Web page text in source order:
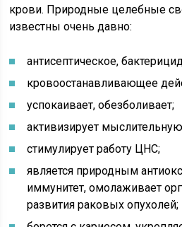
крови. Природные целебные
известны очень давно:
антисептическое,
кровоостанавливающее
успокаивает, обезболивает;
активизирует
стимулирует работу ЦНС;
является природным
иммунитет, омолаживает
развития раковых опухолей;